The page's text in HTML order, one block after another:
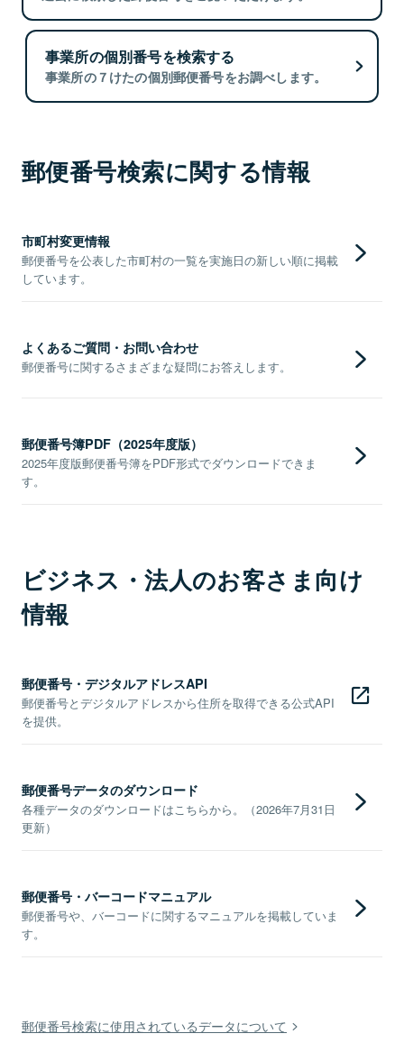
事業所の個別番号を検索する
事業所の７けたの個別郵便番号をお調べします。
郵便番号検索に関する情報
市町村変更情報
郵便番号を公表した市町村の一覧を実施日の新しい順に掲載
しています。
よくあるご質問・お問い合わせ
郵便番号に関するさまざまな疑問にお答えします。
郵便番号簿PDF（2025年度版）
2025年度版郵便番号簿をPDF形式でダウンロードできま
す。
ビジネス・法人のお客さま向け
情報
郵便番号・デジタルアドレスAPI
郵便番号とデジタルアドレスから住所を取得できる公式API
を提供。
郵便番号データのダウンロード
各種データのダウンロードはこちらから。（2026年7月31日
更新）
郵便番号・バーコードマニュアル
郵便番号や、バーコードに関するマニュアルを掲載していま
す。
郵便番号検索に使用されているデータについて